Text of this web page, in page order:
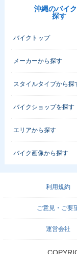
沖縄のバイ
探す
バイクトップ
メーカーから探す
スタイルタイプから探
バイクショップを探す
エリアから探す
バイク画像から探す
利用規約
ご意見・ご要
運営会社